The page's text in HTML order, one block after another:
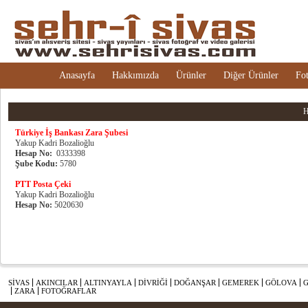
Anasayfa Hakkımızda Ürünler Diğer Ürünler
Türkiye İş Bankası Zara Şubesi
Yakup Kadri Bozalioğlu
Hesap No: 0333398
Şube Kodu: 5780
PTT Posta Çeki
Yakup Kadri Bozalioğlu
Hesap No: 5020630
SİVAS AKINCILAR ALTINYAYLA DİVRİĞİ DOĞANŞAR GEMEREK GÖLOVA
ZARA
FOTOĞRAFLAR